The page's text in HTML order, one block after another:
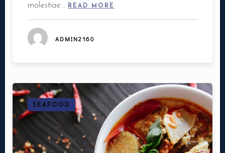
molestiae…
READ MORE
ADMIN2160
SEAFOOD